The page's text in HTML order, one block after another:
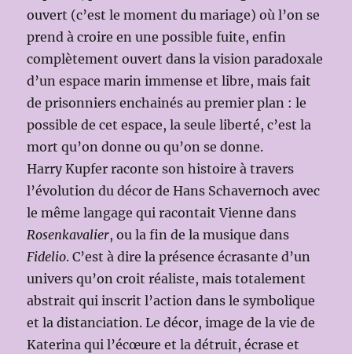
ouvert (c’est le moment du mariage) où l’on se
prend à croire en une possible fuite, enfin
complètement ouvert dans la vision paradoxale
d’un espace marin immense et libre, mais fait
de prisonniers enchainés au premier plan : le
possible de cet espace, la seule liberté, c’est la
mort qu’on donne ou qu’on se donne.
Harry Kupfer raconte son histoire à travers
l’évolution du décor de Hans Schavernoch avec
le même langage qui racontait Vienne dans
Rosenkavalier, ou la fin de la musique dans
Fidelio. C’est à dire la présence écrasante d’un
univers qu’on croit réaliste, mais totalement
abstrait qui inscrit l’action dans le symbolique
et la distanciation. Le décor, image de la vie de
Katerina qui l’écœure et la détruit, écrase et